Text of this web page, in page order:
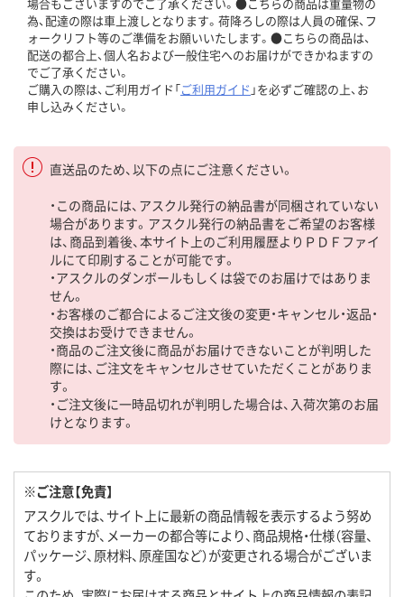
為、配達の際は車上渡しとなります。荷降ろしの際は人員の確保、フ
ォークリフト等のご準備をお願いいたします。●こちらの商品は、
配送の都合上、個人名および一般住宅へのお届けができかねますの
でご了承ください。
ご購入の際は、ご利用ガイド「ご利用ガイド 」を必ずご確認の上、お
申し込みください。
直送品のため、以下の点にご注意ください。
・この商品には、アスクル発行の納品書が同梱されていない
場合があります。アスクル発行の納品書をご希望のお客様
は、商品到着後、本サイト上のご利用履歴よりＰＤＦファイ
ルにて印刷することが可能です。
・アスクルのダンボールもしくは袋でのお届けではありま
せん。
・お客様のご都合によるご注文後の変更・キャンセル・返品・
交換はお受けできません。
・商品のご注文後に商品がお届けできないことが判明した
際には、ご注文をキャンセルさせていただくことがありま
す。
・ご注文後に一時品切れが判明した場合は、入荷次第のお届
けとなります。
※ご注意【免責】
アスクルでは、サイト上に最新の商品情報を表示するよう努め
ておりますが、メーカーの都合等により、商品規格・仕様（容量、
パッケージ、原材料、原産国など）が変更される場合がございま
す。